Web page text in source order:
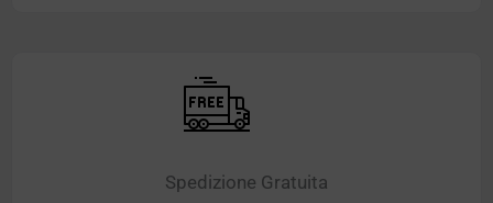
Spedizione Gratuita